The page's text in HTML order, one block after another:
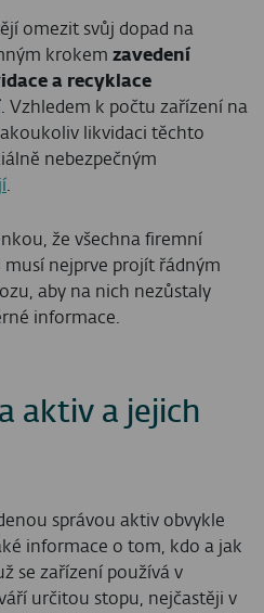
omezit svůj dopad na
krokem zavedení
a recyklace
. Vzhledem k počtu zařízení na
likvidaci těchto
nebezpečným
.
že všechna firemní
nejprve projít řádným
aby na nich nezůstaly
informace.
aktiv a jejich
správou aktiv obvykle
informace o tom, kdo a jak
se zařízení používá v
určitou stopu, nejčastěji v